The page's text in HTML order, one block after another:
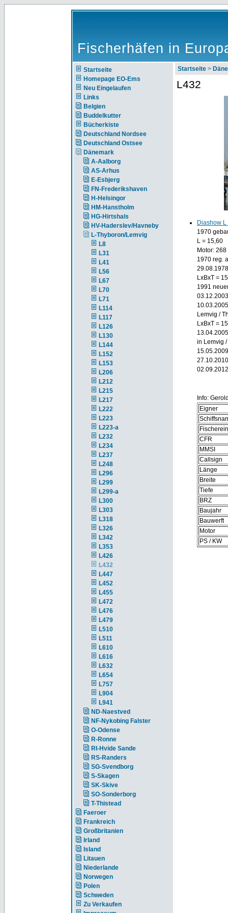
Fischerhäfen in
Startseite
Homepage EO-Ems
Neu Eingelaufen
Links
Belgien
Buddelkutter
Bücherkiste
Deutschland Nordsee
Deutschland Ostsee
Dänemark
A-Aalborg
AS-Arhus
E-Esbjerg
FN-Frederikshaven
H-Helsingor
HM-Hanstholm
HG-Hirtshals
HV-Haderslev/Havneby
L-Thyboron/Lemvig
L8
L31
L41
L56
L67
L70
L71
L114
L117
L126
L130
L144
L152
L153
L206
L212
L215
L217
L222
L223
L223-a
L232
L234
L237
L248
L296
L299
L299-a
L300
L303
L318
L326
L342
L353
L426
L432
L447
L452
L455
L472
L476
L479
L510
L511
L610
L616
L632
L654
L757
L904
L941
ND-Naestved
NF-Nykobing Falster
O-Odense
R-Ronne
RI-Hvide Sande
RS-Randers
SG-Svendborg
S-Skagen
SK-Skive
SO-Sonderborg
T-Thistead
Faeroer
Frankreich
Großbritanien
Irland
Island
Litauen
Niederlande
Norwegen
Polen
Schweden
Zu Verkaufen
Startseite >
L432
Diashow L
1970
L = 15,60
Motor:
1970 reg.
LxBxT =
1991
Lemvig /
LxBxT =
in Lemvig
Info:
Eigner
CFR
MMSI
Callsign
Länge
Breite
Tiefe
BRZ
Baujahr
Bauwerft
Motor
PS / KW